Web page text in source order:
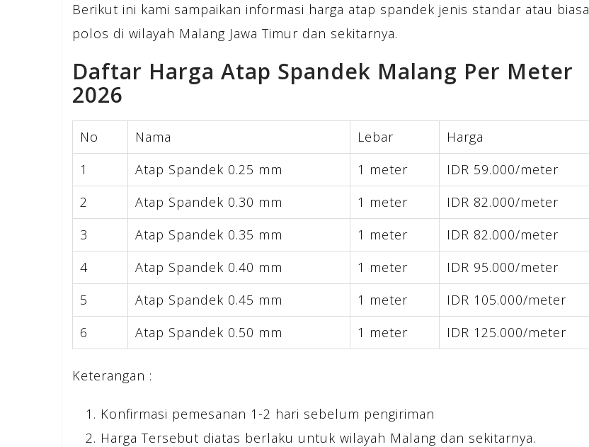
Berikut ini kami sampaikan informasi harga atap spandek jenis standar atau biasa
polos di wilayah Malang Jawa Timur dan sekitarnya.
Daftar Harga Atap Spandek Malang Per Meter
2026
No Nama Lebar
Harga
1
Atap Spandek 0.25 mm 1 meter
IDR 59.000/meter
2
Atap Spandek 0.30 mm 1 meter
IDR 82.000/meter
3
Atap Spandek 0.35 mm 1 meter
IDR 82.000/meter
4
Atap Spandek 0.40 mm 1 meter
IDR 95.000/meter
5
Atap Spandek 0.45 mm 1 meter
IDR 105.000/meter
6
Atap Spandek 0.50 mm 1 meter IDR 125.000/meter
Keterangan :
Konfirmasi pemesanan 1-2 hari sebelum pengiriman
Harga Tersebut diatas berlaku untuk wilayah Malang dan sekitarnya.